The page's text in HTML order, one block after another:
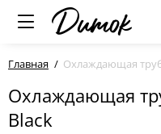
Главная Охлаждающая
Охлаждающая
Black